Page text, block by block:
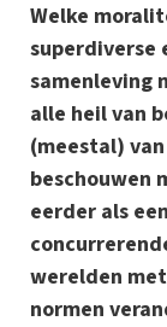
Welke
superdiverse
samenleving
alle heil van
(meestal)
beschouwen
eerder als
werelden
normen